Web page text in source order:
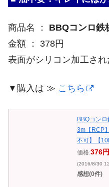
商品名 ： BBQコンロ鉄
金額 ： 378円
表面がシリコン加工され
▼購入は ≫ こちら
BBQコン
3m【RCP
不可】【
価格:376円
(2016/8/30
感想(0件)